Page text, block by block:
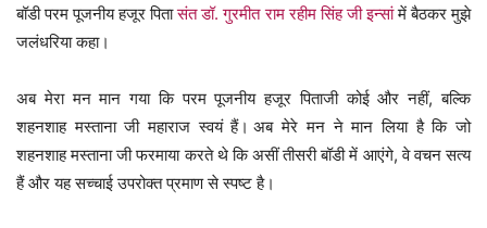
बॉडी परम पूजनीय हजूर पितासंत डॉ. गुरमीत राम रहीम सिंह जी इन्सांमें बैठकर मुझे
जलंधरिया कहा।
अब मेरा मन मान गया कि परम पूजनीय हजूर पिताजी कोई और नहीं, बल्कि
शहनशाह मस्ताना जी महाराज स्वयं हैं। अब मेरे मन ने मान लिया है कि जो
शहनशाह मस्ताना जी फरमाया करते थे कि असीं तीसरी बॉडी में आएंगे, वे वचन सत्य
हैं और यह सच्चाई उपरोक्त प्रमाण से स्पष्ट है।